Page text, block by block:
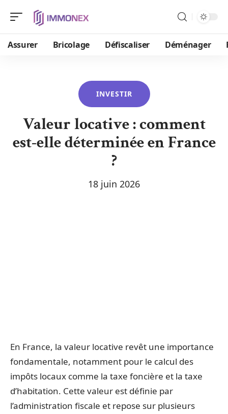
Assurer Bricolage Défiscaliser Déménager
INVESTIR
Valeur locative : comment
est-elle déterminée en France
?
18 juin 2026
En France, la valeur locative revêt une importance
fondamentale, notamment pour le calcul des
impôts locaux comme la taxe foncière et la taxe
d’habitation. Cette valeur est définie par
l’administration fiscale et repose sur plusieurs